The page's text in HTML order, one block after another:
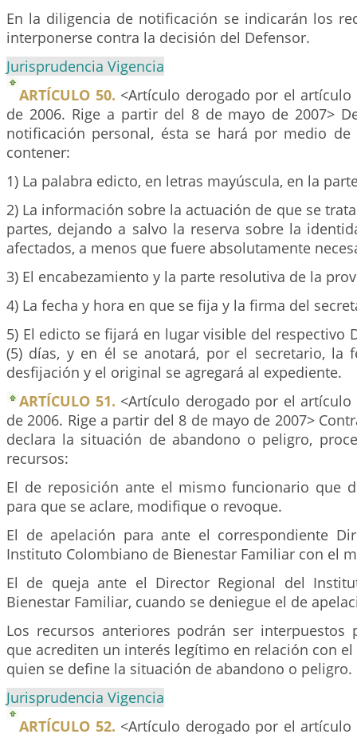
En la diligencia de notificación se indicarán los
interponerse contra la decisión del Defensor.
Jurisprudencia Vigencia
ARTÍCULO 50. <Artículo derogado por el artículo
de 2006. Rige a partir del 8 de mayo de 2007>
notificación personal, ésta se hará por medio
contener:
1) La palabra edicto, en letras mayúscula, en la
2) La información sobre la actuación de que se
partes, dejando a salvo la reserva sobre la
afectados, a menos que fuere absolutamente
3) El encabezamiento y la parte resolutiva de la
4) La fecha y hora en que se fija y la firma del
5) El edicto se fijará en lugar visible del respectivo
(5) días, y en él se anotará, por el secretario, la
desfijación y el original se agregará al expediente.
ARTÍCULO 51. <Artículo derogado por el artículo
de 2006. Rige a partir del 8 de mayo de 2007>
declara la situación de abandono o peligro,
recursos:
El de reposición ante el mismo funcionario que
para que se aclare, modifique o revoque.
El de apelación para ante el correspondiente
Instituto Colombiano de Bienestar Familiar con el
El de queja ante el Director Regional del
Bienestar Familiar, cuando se deniegue el de
Los recursos anteriores podrán ser interpuestos
que acrediten un interés legítimo en relación con
quien se define la situación de abandono o peligro.
Jurisprudencia Vigencia
ARTÍCULO 52. <Artículo derogado por el artículo